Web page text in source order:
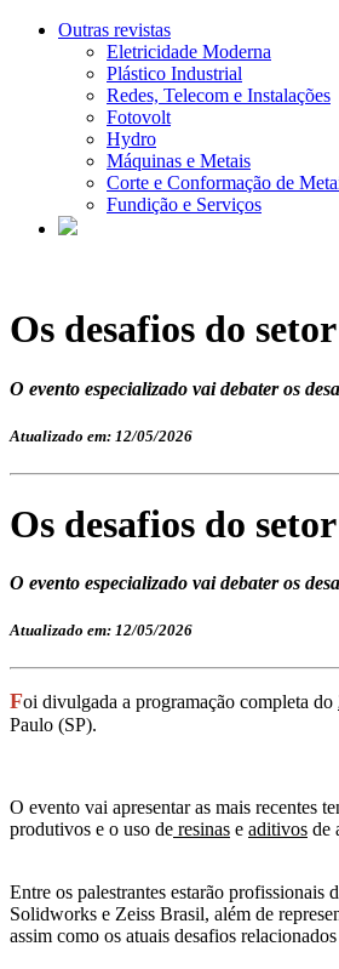
Outras revistas
Eletricidade Moderna
Plástico Industrial
Redes, Telecom e Instalações
Fotovolt
Hydro
Máquinas e Metais
Corte e Conformação de
Fundição e Serviços
Os desafios do
O evento especializado vai debater os
Atualizado em: 12/05/2026
Os desafios do
O evento especializado vai debater os
Atualizado em: 12/05/2026
Foi divulgada a programação completa do
Paulo (SP).
O evento vai apresentar as mais recentes
produtivos e o uso de resinas e aditivos de
Entre os palestrantes estarão
Solidworks e Zeiss Brasil, além de
assim como os atuais desafios